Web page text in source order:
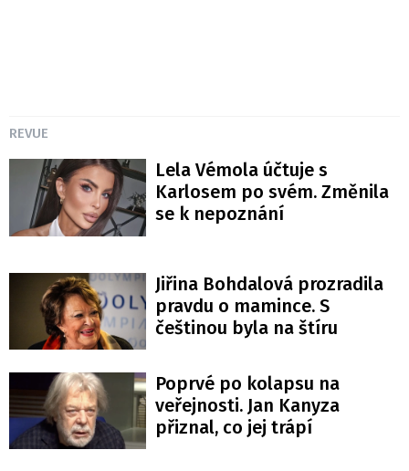
REVUE
Lela Vémola účtuje s
Karlosem po svém. Změnila
se k nepoznání
Jiřina Bohdalová prozradila
pravdu o mamince. S
češtinou byla na štíru
Poprvé po kolapsu na
veřejnosti. Jan Kanyza
přiznal, co jej trápí